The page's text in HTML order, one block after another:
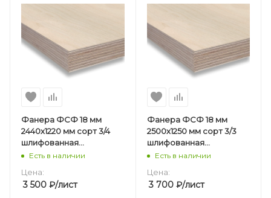
Фанера ФСФ 18 мм
2440х1220 мм сорт 3/4
шлифованная
березовая
Есть в наличии
Цена:
3 500 ₽/лист
Фанера ФСФ 18 мм
2500х1250 мм сорт 3/3
шлифованная
березовая
Есть в наличии
Цена:
3 700₽/лист